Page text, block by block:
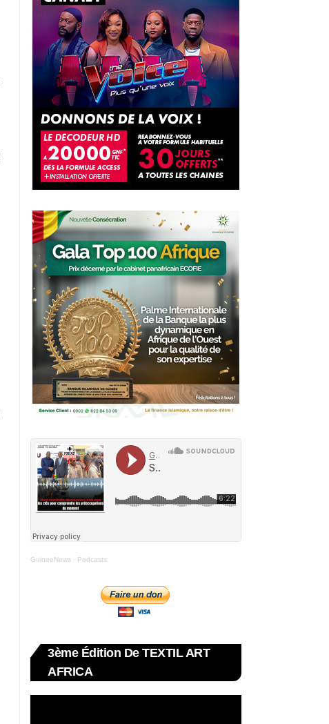
GuineeNews · Podcasts
3ème Édition De TEXTIL ART
AFRICA